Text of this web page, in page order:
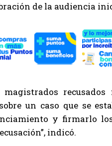
de la audiencia
un caso que se
y firmarlo
indicó.